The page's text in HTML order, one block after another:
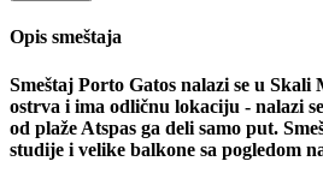
Opis smeštaja
Smeštaj Porto Gatos nalazi se u Skali
ostrva i ima odličnu lokaciju - nalazi
od plaže Atspas ga deli samo put.
studije i velike balkone sa pogledom